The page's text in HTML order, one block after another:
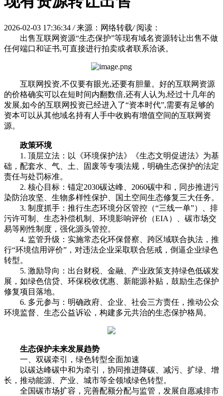
2026-02-03 17:36:34/ 来源：网络转载/ 阅读：
出售互联网资源“生态保护”等现有域名资源转让出售不做
任何端口和证书,可直接进行拍卖或者联系洽谈。
互联网投资,不仅要有眼光,还要有胆量。好的互联网资源
的价格确实可以在短时间内翻数倍,还有人认为,经过十几年的
发展,如今的互联网投资已经进入了“资本时代”,需要有足够的
资本可以从其他域名持有人手中收购有增值空间的互联网资
源。
政策环境
1. 顶层立法：以《环境保护法》《生态文明促进法》为基
础，配套水、气、土、固废等专项法规，明确生态保护的法定
责任与处罚标准。
2. 核心目标：锚定2030碳达峰、2060碳中和，同步推进污
染防治攻坚、生物多样性保护、国土空间生态修复三大任务。
3. 制度抓手：推行生态环境分区管控（“三线一单”）、排
污许可制、生态补偿机制、环境影响评价（EIA）、碳市场交
易等刚性制度，强化源头管控。
4. 监管升级：实施常态化环保督察、跨区域联合执法，推
行“环境信用评价”，对违法企业采取联合惩戒，倒逼企业绿色
转型。
5. 激励导向：出台财税、金融、产业政策支持绿色低碳发
展，如绿色信贷、环保税收优惠、新能源补贴，鼓励生态保护
修复项目落地。
6. 多元参与：明确政府、企业、社会三方责任，推动公众
环境监督、生态公益诉讼，构建多元共治的生态保护格局。
生态保护未来发展趋势
一、双碳牵引，绿色转型全面加速
以碳达峰碳中和为牵引，协同推进降碳、减污、扩绿、增
长，推动能源、产业、城市等全领域绿色转型。
全国碳市场扩容，完善配额分配与监管，发展自愿减排市